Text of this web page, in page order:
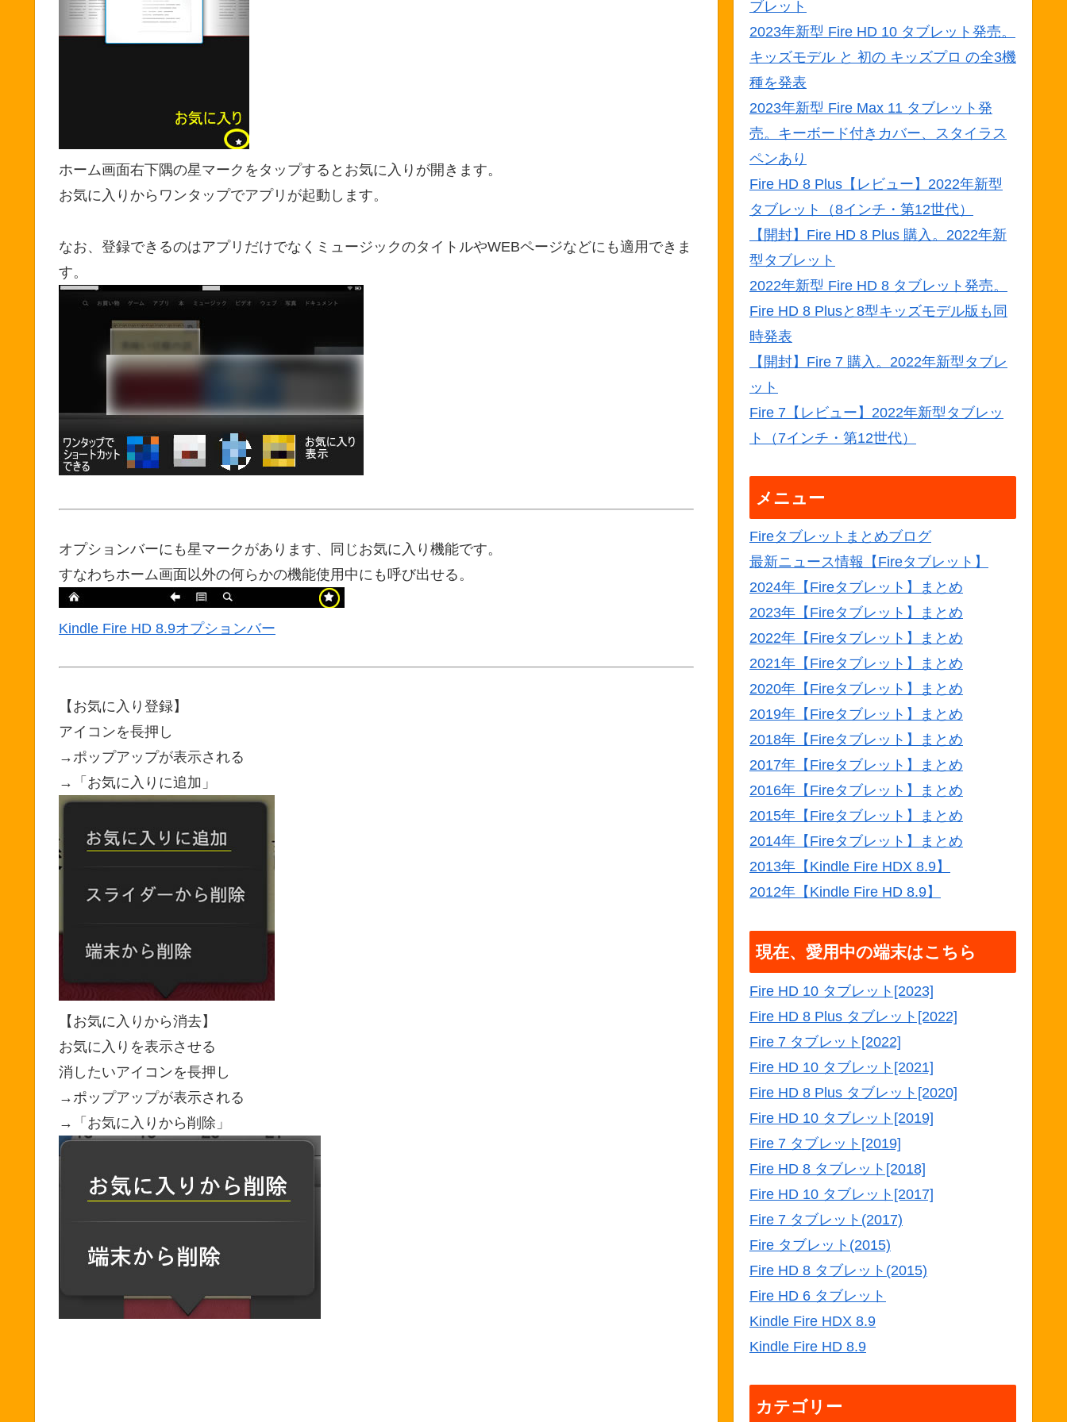
ホーム画面右下隅の星マークをタップするとお気に入りが開きます。
お気に入りからワンタップでアプリが起動します。
なお、登録できるのはアプリだけでなくミュージックのタイトルやWEBページなどにも適用できま
す。
オプションバーにも星マークがあります、同じお気に入り機能です。
すなわちホーム画面以外の何らかの機能使用中にも呼び出せる。
Kindle Fire HD 8.9オプションバー
【お気に入り登録】
アイコンを長押し
→ポップアップが表示される
→「お気に入りに追加」
【お気に入りから消去】
お気に入りを表示させる
消したいアイコンを長押し
→ポップアップが表示される
→「お気に入りから削除」
ブレット
2023年新型 Fire HD 10 タブレット発売。
キッズモデル と 初の キッズプロ の全3機
種を発表
2023年新型 Fire Max 11 タブレット発
売。キーボード付きカバー、スタイラス
ペンあり
Fire HD 8 Plus【レビュー】2022年新型
タブレット（8インチ・第12世代）
【開封】Fire HD 8 Plus 購入。2022年新
型タブレット
2022年新型 Fire HD 8 タブレット発売。
Fire HD 8 Plusと8型キッズモデル版も同
時発表
【開封】Fire 7 購入。2022年新型タブレ
ット
Fire 7【レビュー】2022年新型タブレッ
ト（7インチ・第12世代）
メニュー
Fireタブレットまとめブログ
最新ニュース情報【Fireタブレット】
2024年【Fireタブレット】まとめ
2023年【Fireタブレット】まとめ
2022年【Fireタブレット】まとめ
2021年【Fireタブレット】まとめ
2020年【Fireタブレット】まとめ
2019年【Fireタブレット】まとめ
2018年【Fireタブレット】まとめ
2017年【Fireタブレット】まとめ
2016年【Fireタブレット】まとめ
2015年【Fireタブレット】まとめ
2014年【Fireタブレット】まとめ
2013年【Kindle Fire HDX 8.9】
2012年【Kindle Fire HD 8.9】
現在、愛用中の端末はこちら
Fire HD 10 タブレット[2023]
Fire HD 8 Plus タブレット[2022]
Fire 7 タブレット[2022]
Fire HD 10 タブレット[2021]
Fire HD 8 Plus タブレット[2020]
Fire HD 10 タブレット[2019]
Fire 7 タブレット[2019]
Fire HD 8 タブレット[2018]
Fire HD 10 タブレット[2017]
Fire 7 タブレット(2017)
Fire タブレット(2015)
Fire HD 8 タブレット(2015)
Fire HD 6 タブレット
Kindle Fire HDX 8.9
Kindle Fire HD 8.9
カテゴリー